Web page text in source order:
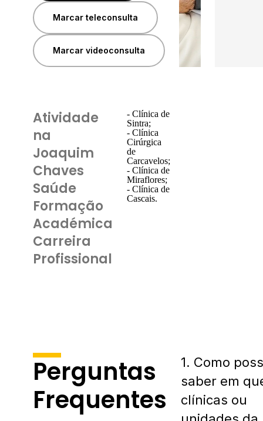
Marcar teleconsulta
Marcar videoconsulta
Atividade
na
Joaquim
Chaves
Saúde
Formação
Académica
Carreira
Profissional
- Clínica de
Sintra;
- Clínica
Cirúrgica
de
Carcavelos;
- Clínica de
Miraflores;
- Clínica de
Cascais.
Perguntas
Frequentes
1. Como
saber em
clínicas ou